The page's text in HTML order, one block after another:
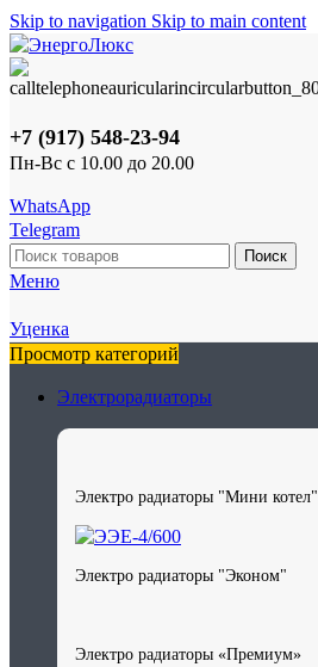
Skip to navigation Skip to main content
+7 (917) 548-23-94
Пн-Вс с 10.00 до 20.00
WhatsApp
Telegram
Поиск
Меню
Уценка
Просмотр категорий
Электрорадиаторы
Электро радиаторы "Мини котел"
Электро радиаторы "Эконом"
Электро радиаторы «Премиум»